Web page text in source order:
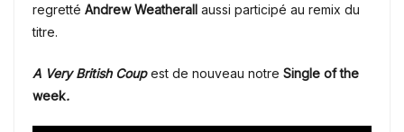
regretté Andrew Weatherall aussi participé au remix du
titre.
A Very British Coupest de nouveau notre Single of the
week.